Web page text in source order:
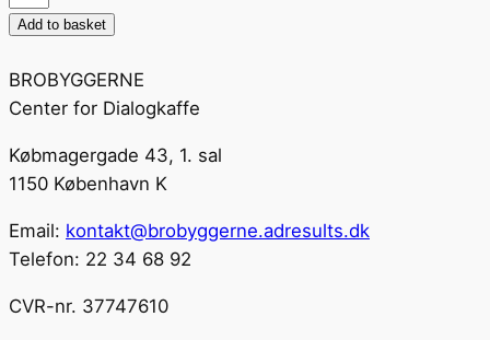
Builders
Board
Game
quantity
Add to basket
BROBYGGERNE
Center for Dialogkaffe
Købmagergade 43, 1. sal
1150 København K
Email: kontakt@brobyggerne.adresults.dk
Telefon: 22 34 68 92
CVR-nr. 37747610